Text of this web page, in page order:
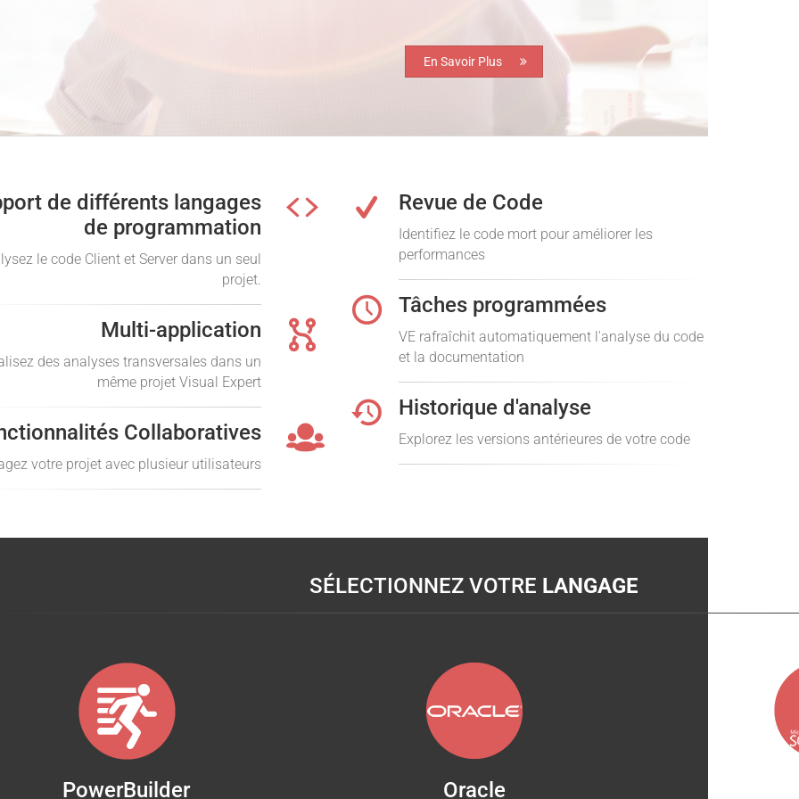
En Savoir Plus
de différents langages
de programmation
le code Client et Server dans un seul
projet.
Multi-application
des analyses transversales dans un
même projet Visual Expert
Collaboratives
votre projet avec plusieur utilisateurs
Revue de Code
Identifiez le code mort pour améliorer les
performances
Tâches programmées
VE rafraîchit automatiquement l'analyse du code
et la documentation
Historique d'analyse
Explorez les versions antérieures de votre code
SÉLECTIONNEZ VOTRE LANGAGE
PowerBuilder Oracle